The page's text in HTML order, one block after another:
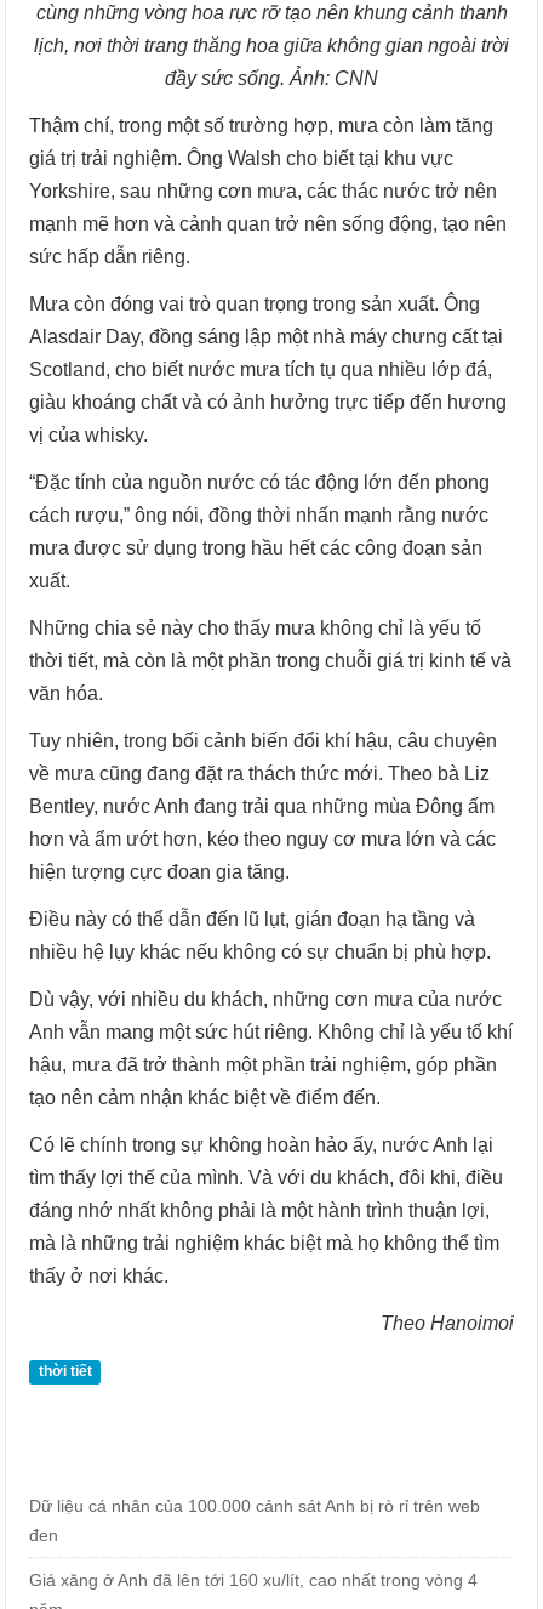
cùng những vòng hoa rực rỡ tạo nên khung cảnh thanh
lịch, nơi thời trang thăng hoa giữa không gian ngoài trời
đầy sức sống. Ảnh: CNN
Thậm chí, trong một số trường hợp, mưa còn làm tăng
giá trị trải nghiệm. Ông Walsh cho biết tại khu vực
Yorkshire, sau những cơn mưa, các thác nước trở nên
mạnh mẽ hơn và cảnh quan trở nên sống động, tạo nên
sức hấp dẫn riêng.
Mưa còn đóng vai trò quan trọng trong sản xuất. Ông
Alasdair Day, đồng sáng lập một nhà máy chưng cất tại
Scotland, cho biết nước mưa tích tụ qua nhiều lớp đá,
giàu khoáng chất và có ảnh hưởng trực tiếp đến hương
vị của whisky.
“Đặc tính của nguồn nước có tác động lớn đến phong
cách rượu,” ông nói, đồng thời nhấn mạnh rằng nước
mưa được sử dụng trong hầu hết các công đoạn sản
xuất.
Những chia sẻ này cho thấy mưa không chỉ là yếu tố
thời tiết, mà còn là một phần trong chuỗi giá trị kinh tế và
văn hóa.
Tuy nhiên, trong bối cảnh biến đổi khí hậu, câu chuyện
về mưa cũng đang đặt ra thách thức mới. Theo bà Liz
Bentley, nước Anh đang trải qua những mùa Đông ấm
hơn và ẩm ướt hơn, kéo theo nguy cơ mưa lớn và các
hiện tượng cực đoan gia tăng.
Điều này có thể dẫn đến lũ lụt, gián đoạn hạ tầng và
nhiều hệ lụy khác nếu không có sự chuẩn bị phù hợp.
Dù vậy, với nhiều du khách, những cơn mưa của nước
Anh vẫn mang một sức hút riêng. Không chỉ là yếu tố khí
hậu, mưa đã trở thành một phần trải nghiệm, góp phần
tạo nên cảm nhận khác biệt về điểm đến.
Có lẽ chính trong sự không hoàn hảo ấy, nước Anh lại
tìm thấy lợi thế của mình. Và với du khách, đôi khi, điều
đáng nhớ nhất không phải là một hành trình thuận lợi,
mà là những trải nghiệm khác biệt mà họ không thể tìm
thấy ở nơi khác.
Theo Hanoimoi
thời tiết
Dữ liệu cá nhân của 100.000 cảnh sát Anh bị rò rỉ trên web
đen
Giá xăng ở Anh đã lên tới 160 xu/lít, cao nhất trong vòng 4